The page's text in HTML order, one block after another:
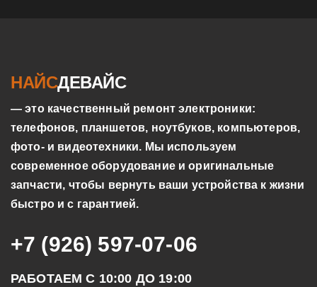
НАЙСДЕВАЙС
— это качественный ремонт электроники:
телефонов, планшетов, ноутбуков, компьютеров,
фото- и видеотехники. Мы используем
современное оборудование и оригинальные
запчасти, чтобы вернуть ваши устройства к жизни
быстро и с гарантией.
+7 (926) 597-07-06
РАБОТАЕМ С 10:00 ДО 19:00